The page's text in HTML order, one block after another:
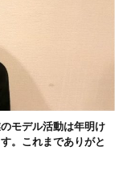
モデル活動は年明け
。これまでありがと